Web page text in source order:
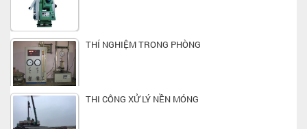
THÍ NGHIỆM TRONG PHÒNG
THI CÔNG XỬ LÝ NỀN MÓNG